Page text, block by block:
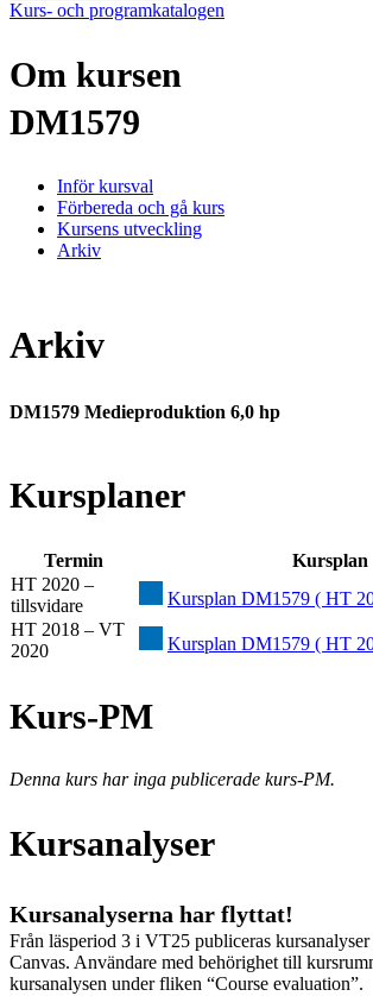
Kurs- och programkatalogen
Om kursen
DM1579
Inför kursval
Förbereda och gå kurs
Kursens utveckling
Arkiv
Arkiv
DM1579 Medieproduktion 6,0 hp
Kursplaner
Termin
Kursplan
HT 2020 –
tillsvidare
Kursplan DM1579 ( HT
HT 2018 – VT
2020
Kursplan DM1579 ( HT
Kurs-PM
Denna kurs har inga publicerade kurs-PM.
Kursanalyser
Kursanalyserna har flyttat!
Från läsperiod 3 i VT25 publiceras
Canvas. Användare med behörighet till
kursanalysen under fliken “Course evaluation”.